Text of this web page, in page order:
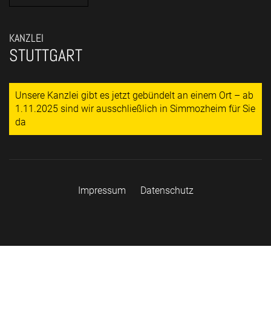
KANZLEI
STUTTGART
Unsere Kanzlei gibt es jetzt gebündelt an einem Ort – ab
1.11.2025 sind wir ausschließlich in Simmozheim für Sie
da
Impressum Datenschutz